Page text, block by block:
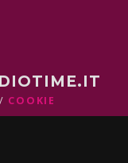
COOKIE